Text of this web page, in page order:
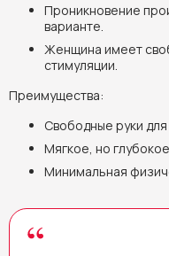
Проникновение
варианте.
Женщина имеет
стимуляции.
Преимущества:
Свободные руки
Мягкое, но
Минимальная